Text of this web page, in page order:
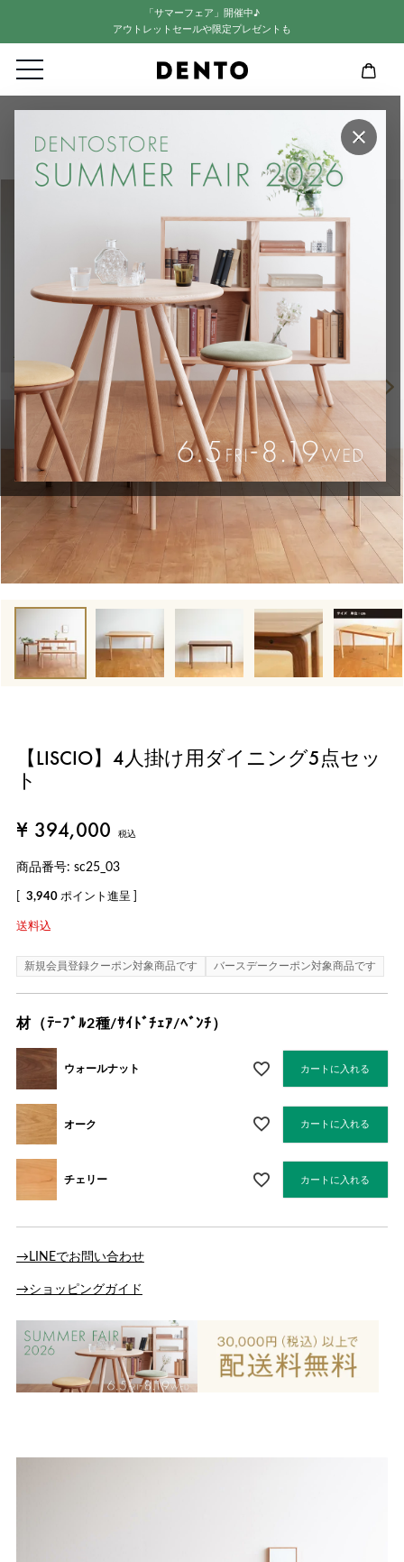
「サマーフェア」開催中♪
アウトレットセールや限定プレゼントも
×
【LISCIO】4人掛け用ダイニング5点セット
【LISCIO】4人掛け用ダイニング5点セッ
ト
¥ 394,000 税込
商品番号 sc25_03
3,940 ポイント進呈 ]
送料込
新規会員登録クーポン対象商品です バースデークーポン対象商品です
材（ﾃｰﾌﾞﾙ2種/ｻｲﾄﾞﾁｪｱ/ﾍﾞﾝﾁ）
ウォールナット カートに入れる
オーク カートに入れる
チェリー カートに入れる
→LINEでお問い合わせ
→ショッピングガイド